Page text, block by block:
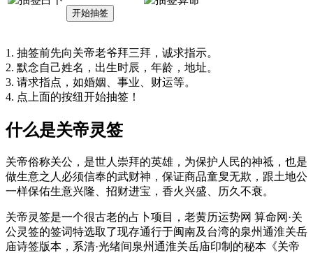
1. 抽签前先向关帝老爷拜三拜，诚求指示。
2. 默念自己姓名，出生时辰，年龄，地址。
3. 请求指点，如婚姻、事业、财运等。
4. 点上面的按纽开始抽签！
什么是关帝灵签
关帝俗称关公，是世人崇拜的英雄，为保护人民的神祗，也是
做生意之人必须信奉的武财神，保证商品童叟无欺，跟土地公
一样保佑生意兴隆、招财进宝，香火兴盛、历久不衰。
关帝灵签是一个很古老的占卜项目，老黄历运势网 算命网·关
公灵签的签词特选取了现存通行于闽南及台湾的泉州通淮关岳
庙诗签版本，系清·光绪间泉州通淮关岳庙印制的秘本《关帝